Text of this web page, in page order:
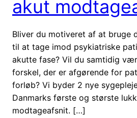
akut
Bliver du motiveret af at bruge
til at tage imod psykiatriske
akutte fase? Vil du samtidig
forskel, der er afgørende for
forløb? Vi byder 2 nye
Danmarks første og største
modtageafsnit. […]